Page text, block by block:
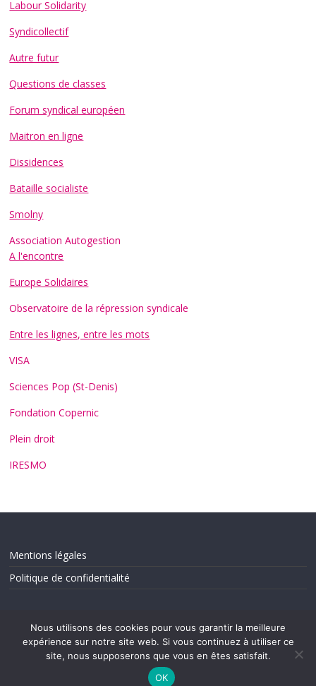
Labour Solidarity
Syndicollectif
Autre futur
Questions de classes
Forum syndical européen
Maitron en ligne
Dissidences
Bataille socialiste
Smolny
Association Autogestion
A l'encontre
Europe Solidaires
Observatoire de la répression syndicale
Entre les lignes, entre les mots
VISA
Sciences Pop (St-Denis)
Fondation Copernic
Plein droit
IRESMO
Mentions légales
Politique de confidentialité
Nous utilisons des cookies pour vous garantir la meilleure
expérience sur notre site web. Si vous continuez à utiliser ce
site, nous supposerons que vous en êtes satisfait.
OK